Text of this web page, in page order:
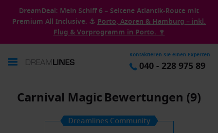
DreamDeal: Mein Schiff 6 – Seltene Atlantik-Route mit
Premium All Inclusive. ⚓ Porto, Azoren & Hamburg – inkl.
Flug & Vorprogramm in Porto. 🍷
Kontaktieren Sie einen Experten
040 - 228 975 89
Carnival MagicBewertungen (9)
Dreamlines Community